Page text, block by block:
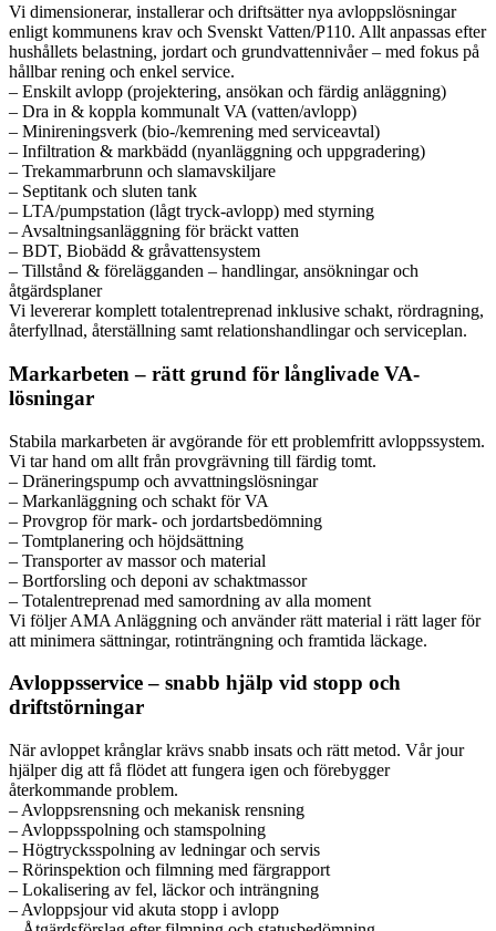
Vi dimensionerar, installerar och driftsätter nya avloppslösningar
enligt kommunens krav och Svenskt Vatten/P110. Allt anpassas efter
hushållets belastning, jordart och grundvattennivåer – med fokus på
hållbar rening och enkel service.
– Enskilt avlopp (projektering, ansökan och färdig anläggning)
– Dra in & koppla kommunalt VA (vatten/avlopp)
– Minireningsverk (bio-/kemrening med serviceavtal)
– Infiltration & markbädd (nyanläggning och uppgradering)
– Trekammarbrunn och slamavskiljare
– Septitank och sluten tank
– LTA/pumpstation (lågt tryck-avlopp) med styrning
– Avsaltningsanläggning för bräckt vatten
– BDT, Biobädd & gråvattensystem
– Tillstånd & förelägganden – handlingar, ansökningar och
åtgärdsplaner
Vi levererar komplett totalentreprenad inklusive schakt, rördragning,
återfyllnad, återställning samt relationshandlingar och serviceplan.
Markarbeten – rätt grund för långlivade VA-
lösningar
Stabila markarbeten är avgörande för ett problemfritt avloppssystem.
Vi tar hand om allt från provgrävning till färdig tomt.
– Dräneringspump och avvattningslösningar
– Markanläggning och schakt för VA
– Provgrop för mark- och jordartsbedömning
– Tomtplanering och höjdsättning
– Transporter av massor och material
– Bortforsling och deponi av schaktmassor
– Totalentreprenad med samordning av alla moment
Vi följer AMA Anläggning och använder rätt material i rätt lager för
att minimera sättningar, rotinträngning och framtida läckage.
Avloppsservice – snabb hjälp vid stopp och
driftstörningar
När avloppet krånglar krävs snabb insats och rätt metod. Vår jour
hjälper dig att få flödet att fungera igen och förebygger
återkommande problem.
– Avloppsrensning och mekanisk rensning
– Avloppsspolning och stamspolning
– Högtrycksspolning av ledningar och servis
– Rörinspektion och filmning med färgrapport
– Lokalisering av fel, läckor och inträngning
– Avloppsjour vid akuta stopp i avlopp